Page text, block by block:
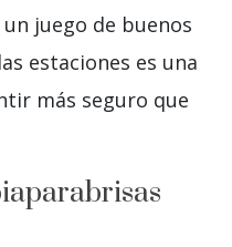
juego de buenos
estaciones es una
más seguro que